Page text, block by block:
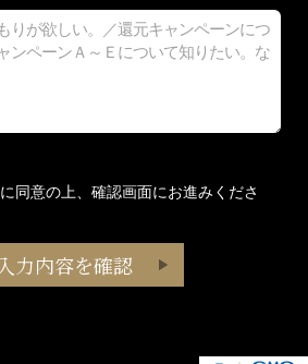
に同意の上、確認画面にお進みくださ